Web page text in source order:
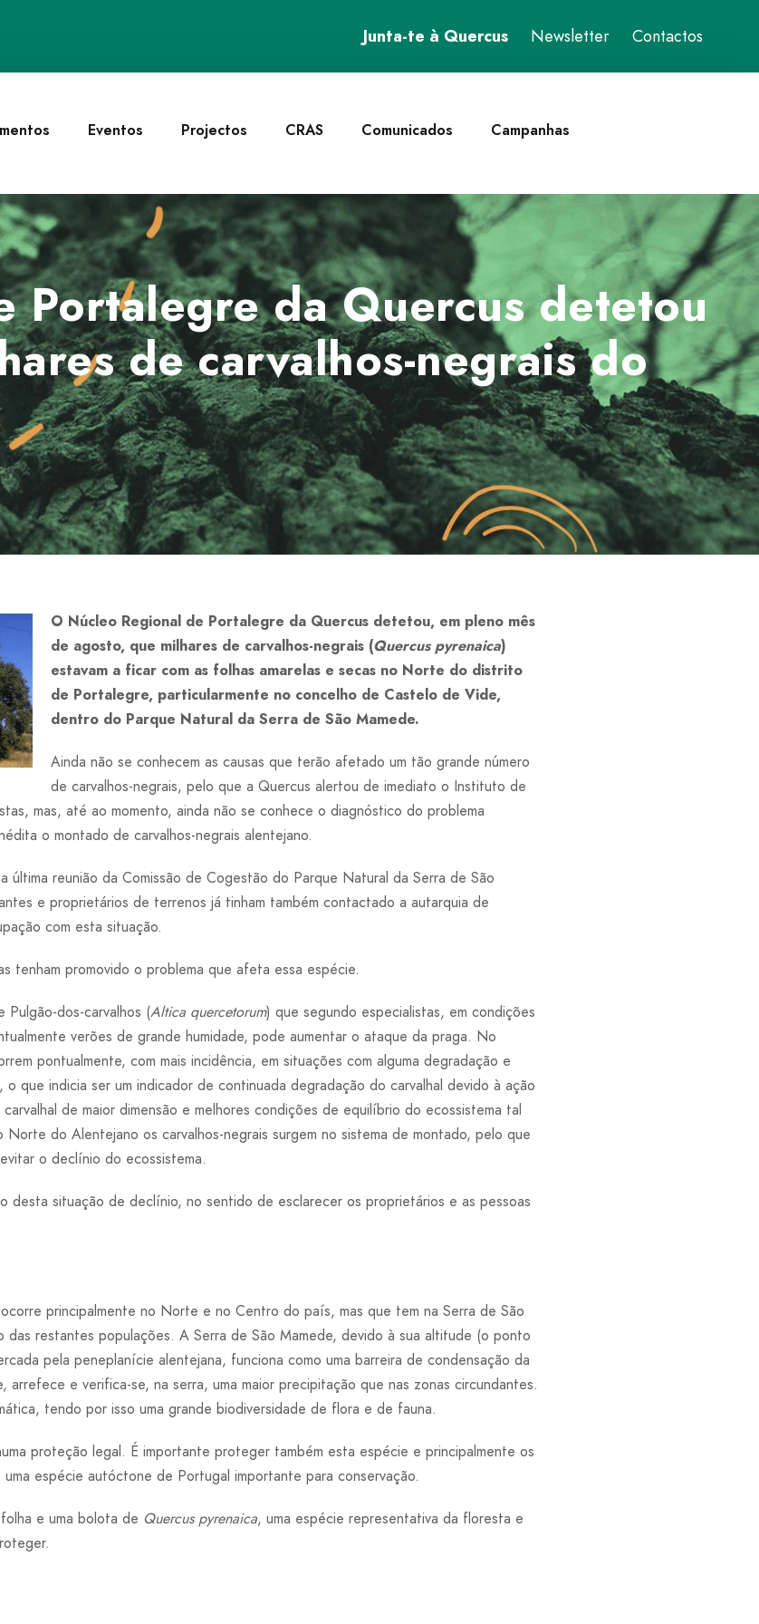
Junta-te à Quercus Newsletter Contactos
Eventos Projectos CRAS Comunicados Campanhas
Portalegre da Quercus detetou
de carvalhos-negrais do
O Núcleo Regional de Portalegre da Quercus detetou, em pleno mês
de agosto, que milhares de carvalhos-negrais (Quercus pyrenaica)
estavam a ficar com as folhas amarelas e secas no Norte do distrito
de Portalegre, particularmente no concelho de Castelo de Vide,
dentro do Parque Natural da Serra de São Mamede.
Ainda não se conhecem as causas que terão afetado um tão grande número
de carvalhos-negrais, pelo que a Quercus alertou de imediato o Instituto de
mas, até ao momento, ainda não se conhece o diagnóstico do problema
o montado de carvalhos-negrais alentejano.
reunião da Comissão de Cogestão do Parque Natural da Serra de São
e proprietários de terrenos já tinham também contactado a autarquia de
com esta situação.
tenham promovido o problema que afeta essa espécie.
Pulgão-dos-carvalhos (Altica quercetorum) que segundo especialistas, em condições
verões de grande humidade, pode aumentar o ataque da praga. No
pontualmente, com mais incidência, em situações com alguma degradação e
que indicia ser um indicador de continuada degradação do carvalhal devido à ação
de maior dimensão e melhores condições de equilíbrio do ecossistema tal
do Alentejano os carvalhos-negrais surgem no sistema de montado, pelo que
o declínio do ecossistema.
desta situação de declínio, no sentido de esclarecer os proprietários e as pessoas
principalmente no Norte e no Centro do país, mas que tem na Serra de São
das restantes populações. A Serra de São Mamede, devido à sua altitude (o ponto
pela peneplanície alentejana, funciona como uma barreira de condensação da
arrefece e verifica-se, na serra, uma maior precipitação que nas zonas circundantes.
tendo por isso uma grande biodiversidade de flora e de fauna.
proteção legal. É importante proteger também esta espécie e principalmente os
espécie autóctone de Portugal importante para conservação.
e uma bolota de Quercus pyrenaica, uma espécie representativa da floresta e